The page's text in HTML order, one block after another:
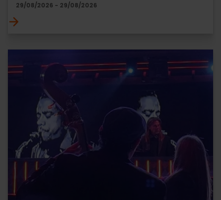
29/08/2026 - 29/08/2026